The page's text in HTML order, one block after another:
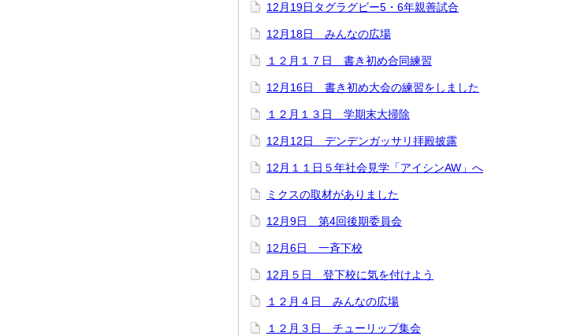
12月19日タグラグビー5・6年親善試合
12月18日 みんなの広場
１２月１７日 書き初め合同練習
12月16日 書き初め大会の練習をしました
１２月１３日 学期末大掃除
12月12日 デンデンガッサリ拝殿披露
12月１１日５年社会見学「アイシンAW」へ
ミクスの取材がありました
12月9日 第4回後期委員会
12月6日 一斉下校
12月５日 登下校に気を付けよう
１２月４日 みんなの広場
１２月３日 チューリップ集会